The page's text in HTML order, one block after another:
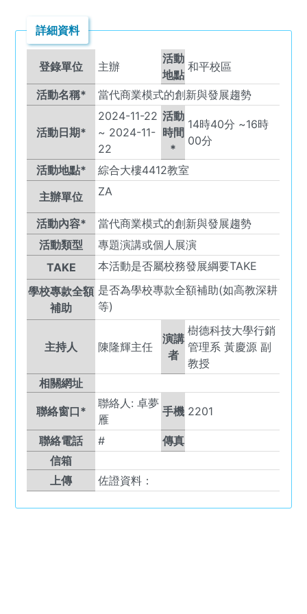
詳細資料
登錄單位 主辦
活動
地點
和平校區
活動名稱* 當代商業模式的創新與發展趨勢
活動日期*
2024-11-22
~ 2024-11-
22
活動
時間
*
14時40 分 ~16時
00分
活動地點*
綜合大樓4412教室
主辦單位
ZA
活動內容*
當代商業模式的創新與發展趨勢
活動類型
專題演講或個人展演
TAKE
本活動是否屬校務發展綱要TAKE
學校專款全額
補助
是否為學校專款全額補助(如高教深耕
等)
主持人 陳隆輝主任
演講
者
樹德科技大學行銷
管理系 黃慶源 副
教授
相關網址
聯絡窗口*
聯絡人: 卓夢
雁
手機 2201
聯絡電話 #
傳真
信箱
上傳
佐證資料：